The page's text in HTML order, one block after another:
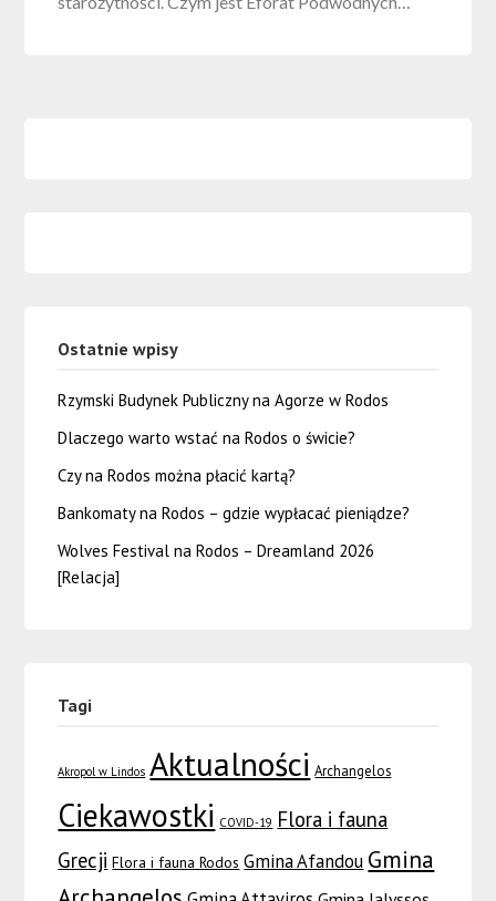
Ostatnie wpisy
Rzymski Budynek Publiczny na Agorze w Rodos
Dlaczego warto wstać na Rodos o świcie?
Czy na Rodos można płacić kartą?
Bankomaty na Rodos – gdzie wypłacać pieniądze?
Wolves Festival na Rodos – Dreamland 2026
[Relacja]
Tagi
Akropol w Lindos Aktualności Archangelos
Ciekawostki COVID-19 Flora i fauna
Grecji Flora i fauna Rodos Gmina Afandou Gmina